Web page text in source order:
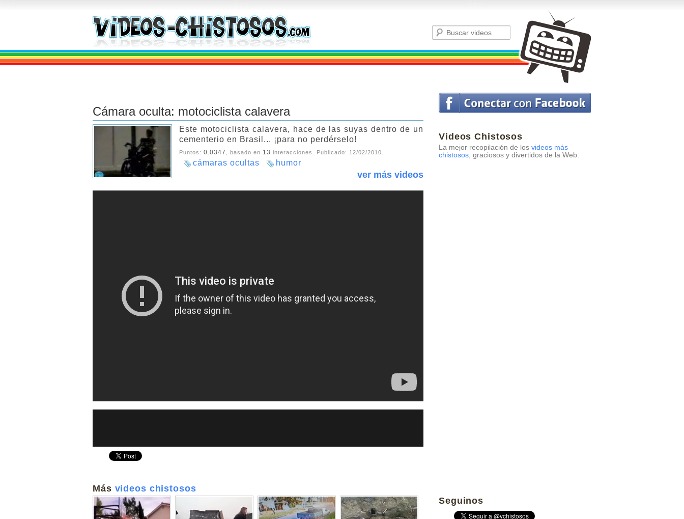
Videos Chistosos
La mejor recopilación de los videos más
chistosos, graciosos y divertidos de la Web.
Cámara oculta: motociclista calavera
Este motociclista calavera, hace de las suyas dentro de un
cementerio en Brasil... ¡para no perdérselo!
Puntos: 0.0347 , basado en 13 interacciones. Publicado: 12/02/2010
cámaras ocultas humor
ver más videos
Más videos chistosos
Seguinos